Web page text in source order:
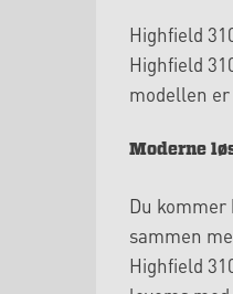
Highfield
Highfield
modellen
Moderne
Du kommer
sammen
Highfield